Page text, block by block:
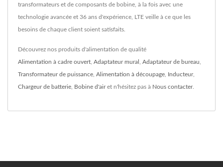
transformateurs et de composants de bobine, à la fois avec une
technologie avancée et 36 ans d'expérience, LTE veille à ce que les
besoins de chaque client soient satisfaits.
Découvrez nos produits d'alimentation de qualité
Alimentation à cadre ouvert Adaptateur mural Adaptateur de bureau
Transformateur de puissance Alimentation à découpage Inducteur,
Chargeur de batterie Bobine d'airet n'hésitez pas à Nous contacter.